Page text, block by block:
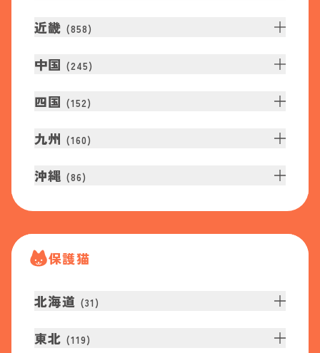
近畿 (858)
中国 (245)
四国 (152)
九州 (160)
沖縄 (86)
保護猫
北海道 (31 )
東北 (119)